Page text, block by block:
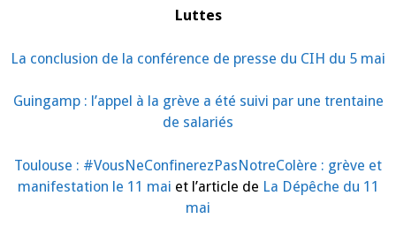
Luttes
La conclusion de la conférence de presse du CIH du 5 mai
Guingamp : l’appel à la grève a été suivi par une trentaine
de salariés
Toulouse : #VousNeConfinerezPasNotreColère : grève et
manifestation le 11 mai et l’article de La Dépêche du 11
mai